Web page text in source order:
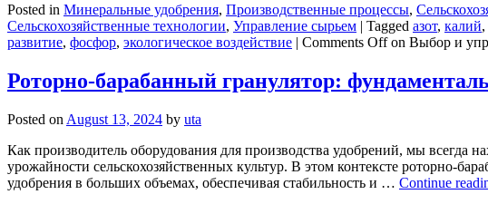
Posted in Минеральные удобрения, Производственные процессы,
Сельскохозяйственные технологии, Управление сырьем | Tagged азот, калий,
развитие, фосфор, экологическое воздействие | Comments Offon Выбор и
Роторно-барабанный гранулятор:
Posted on August 13, 2024 by uta
Как производитель оборудования для производства удобрений, мы всегда
урожайности сельскохозяйственных культур. В этом контексте роторно-
удобрения в больших объемах, обеспечивая стабильность и … Continue